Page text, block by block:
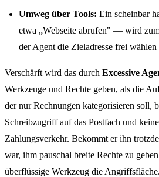
Umweg über Tools: Ein scheinbar
etwa „Webseite abrufen" — wird
der Agent die Zieladresse frei wählen
Verschärft wird das durch Excessive
Werkzeuge und Rechte geben, als die
der nur Rechnungen kategorisieren soll,
Schreibzugriff auf das Postfach und
Zahlungsverkehr. Bekommt er ihn
war, ihm pauschal breite Rechte zu
überflüssige Werkzeug die